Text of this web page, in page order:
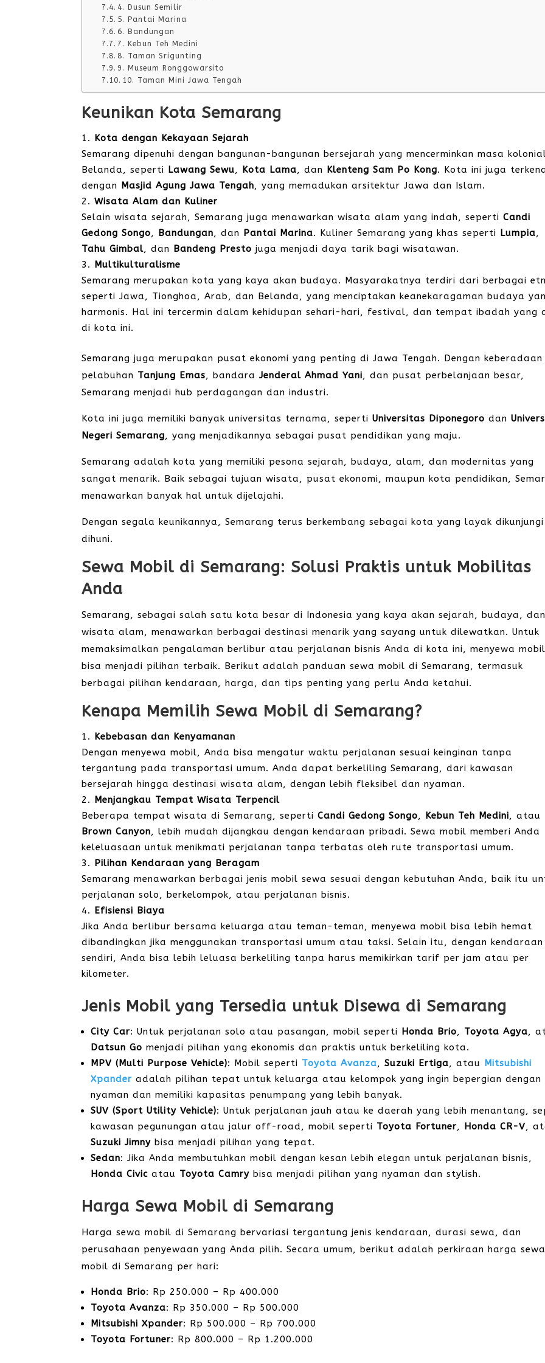
4. Dusun Semilir
5. Pantai Marina
6. Bandungan
7. Kebun Teh Medini
8. Taman Srigunting
9. Museum Ronggowarsito
10. Taman Mini Jawa Tengah
Keunikan Kota Semarang
Kota dengan Kekayaan Sejarah
Semarang dipenuhi dengan bangunan-bangunan bersejarah yang mencerminkan masa
Belanda, seperti Lawang Sewu, Kota Lama, dan Klenteng Sam Po Kong. Kota ini juga
dengan Masjid Agung Jawa Tengah, yang memadukan arsitektur Jawa dan Islam.
Wisata Alam dan Kuliner
Selain wisata sejarah, Semarang juga menawarkan wisata alam yang indah, sepertiCandi
Gedong Songo, Bandungan, dan Pantai Marina. Kuliner Semarang yang khas seperti Lumpia,
Tahu Gimbal, dan Bandeng Presto juga menjadi daya tarik bagi wisatawan.
Multikulturalisme
Semarang merupakan kota yang kaya akan budaya. Masyarakatnya terdiri dari berbagai
seperti Jawa, Tionghoa, Arab, dan Belanda, yang menciptakan keanekaragaman budaya
harmonis. Hal ini tercermin dalam kehidupan sehari-hari, festival, dan tempat ibadah yang
di kota ini.
Semarang juga merupakan pusat ekonomi yang penting di Jawa Tengah. Dengan keberadaan
pelabuhan Tanjung Emas, bandaraJenderal Ahmad Yani, dan pusat perbelanjaan besar,
Semarang menjadi hub perdagangan dan industri.
Kota ini juga memiliki banyak universitas ternama, sepertiUniversitas Diponegoro dan
Negeri Semarang, yang menjadikannya sebagai pusat pendidikan yang maju.
Semarang adalah kota yang memiliki pesona sejarah, budaya, alam, dan modernitas yang
sangat menarik. Baik sebagai tujuan wisata, pusat ekonomi, maupun kota pendidikan,
menawarkan banyak hal untuk dijelajahi.
Dengan segala keunikannya, Semarang terus berkembang sebagai kota yang layak
dihuni.
Sewa Mobil di Semarang: Solusi Praktis untuk Mobilitas
Anda
Semarang, sebagai salah satu kota besar di Indonesia yang kaya akan sejarah, budaya,
wisata alam, menawarkan berbagai destinasi menarik yang sayang untuk dilewatkan. Untuk
memaksimalkan pengalaman berlibur atau perjalanan bisnis Anda di kota ini, menyewa
bisa menjadi pilihan terbaik. Berikut adalah panduan sewa mobil di Semarang, termasuk
berbagai pilihan kendaraan, harga, dan tips penting yang perlu Anda ketahui.
Kenapa Memilih Sewa Mobil di Semarang?
Kebebasan dan Kenyamanan
Dengan menyewa mobil, Anda bisa mengatur waktu perjalanan sesuai keinginan tanpa
tergantung pada transportasi umum. Anda dapat berkeliling Semarang, dari kawasan
bersejarah hingga destinasi wisata alam, dengan lebih fleksibel dan nyaman.
Menjangkau Tempat Wisata Terpencil
Beberapa tempat wisata di Semarang, sepertiCandi Gedong Songo, Kebun Teh Medini, atau
Brown Canyon, lebih mudah dijangkau dengan kendaraan pribadi. Sewa mobil memberi Anda
keleluasaan untuk menikmati perjalanan tanpa terbatas oleh rute transportasi umum.
Pilihan Kendaraan yang Beragam
Semarang menawarkan berbagai jenis mobil sewa sesuai dengan kebutuhan Anda, baik itu
perjalanan solo, berkelompok, atau perjalanan bisnis.
Efisiensi Biaya
Jika Anda berlibur bersama keluarga atau teman-teman, menyewa mobil bisa lebih hemat
dibandingkan jika menggunakan transportasi umum atau taksi. Selain itu, dengan kendaraan
sendiri, Anda bisa lebih leluasa berkeliling tanpa harus memikirkan tarif per jam atau per
kilometer.
Jenis Mobil yang Tersedia untuk Disewa di Semarang
City Car: Untuk perjalanan solo atau pasangan, mobil seperti Honda Brio, Toyota Agya,
Datsun Go menjadi pilihan yang ekonomis dan praktis untuk berkeliling kota.
MPV (Multi Purpose Vehicle): Mobil seperti Toyota Avanza,Suzuki Ertiga, atau Mitsubishi
Xpander adalah pilihan tepat untuk keluarga atau kelompok yang ingin bepergian dengan
nyaman dan memiliki kapasitas penumpang yang lebih banyak.
SUV (Sport Utility Vehicle): Untuk perjalanan jauh atau ke daerah yang lebih menantang,
kawasan pegunungan atau jalur off-road, mobil seperti Toyota Fortuner, Honda CR-V,
Suzuki Jimny bisa menjadi pilihan yang tepat.
Sedan: Jika Anda membutuhkan mobil dengan kesan lebih elegan untuk perjalanan bisnis,
Honda Civic atau Toyota Camry bisa menjadi pilihan yang nyaman dan stylish.
Harga Sewa Mobil di Semarang
Harga sewa mobil di Semarang bervariasi tergantung jenis kendaraan, durasi sewa, dan
perusahaan penyewaan yang Anda pilih. Secara umum, berikut adalah perkiraan harga
mobil di Semarang per hari:
Honda Brio: Rp 250.000 – Rp 400.000
Toyota Avanza: Rp 350.000 – Rp 500.000
Mitsubishi Xpander: Rp 500.000 – Rp 700.000
Toyota Fortuner: Rp 800.000 – Rp 1.200.000